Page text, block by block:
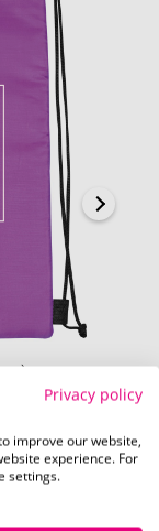
Privacy policy
improve our website,
experience. For
settings.